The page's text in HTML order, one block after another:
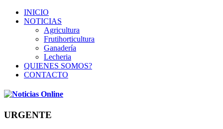
INICIO
NOTICIAS
Agricultura
Frutihorticultura
Ganadería
Lecheria
QUIENES SOMOS?
CONTACTO
URGENTE